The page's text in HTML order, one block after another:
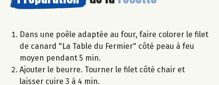
Dans une poêle adaptée au four, faire colorer le filet
de canard "La Table du Fermier" côté peau à feu
moyen pendant 5 min.
Ajouter le beurre. Tourner le filet côté chair et
laisser cuire 3 à 4 min.